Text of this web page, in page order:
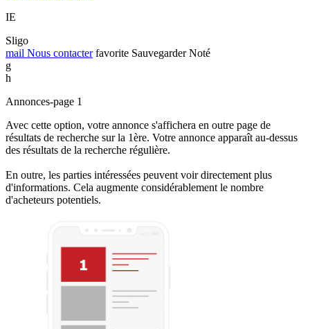
IE
Sligo
mail Nous contacter favorite Sauvegarder Noté
g
h
Annonces-page 1
Avec cette option, votre annonce s'affichera en outre page de
résultats de recherche sur la 1ère. Votre annonce apparaît au-dessus
des résultats de la recherche régulière.
En outre, les parties intéressées peuvent voir directement plus
d'informations. Cela augmente considérablement le nombre
d'acheteurs potentiels.